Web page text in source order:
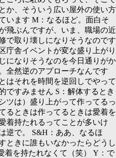
か、そういう広い屋外の使い方
います M： なるほど。面白そ
飛ぶんですが、いま、職場の近
で取り壊しになりそうなのです
庁舎イベントが変な盛り上がり
になりそうなのを今日通りがか
全然逆のアプローチなんです
はそれを時間を逆回しでやって
ですみません S： 解体するとき
ツは）盛り上がって作ってるっ
るときは作ってるときは愛着を
着持たれるってことが多いけ
逆で。 S&H： ああ、なるほ
ときに誰もいなかったらどうし
着を持たれなくて（笑） Y： で